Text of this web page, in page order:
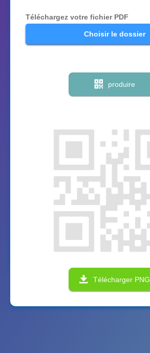
Téléchargez votre fichier PDF
Choisir le dossier
produire
Télécharger PNG